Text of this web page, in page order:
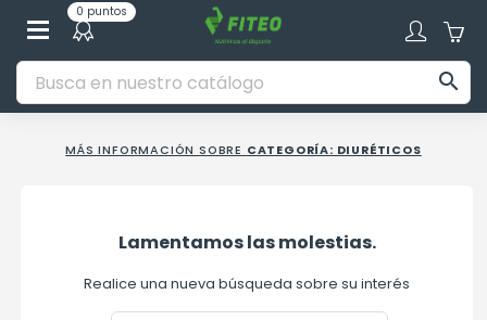
0 puntos

MÁS INFORMACIÓN SOBRE CATEGORÍA: DIURÉTICOS
Lamentamos las molestias.
Realice una nueva búsqueda sobre su interés